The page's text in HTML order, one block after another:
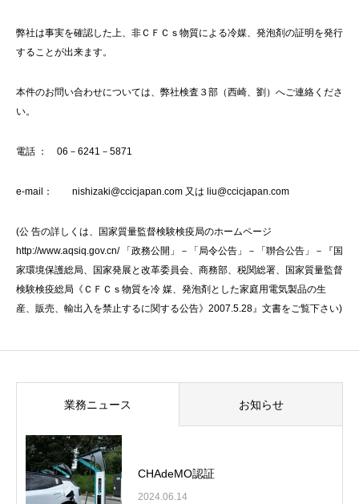
弊社は事実を確認した上、非ＣＦＣｓ物質による冷媒、発泡剤の証明を発行
することが出来ます。
本件のお問い合わせについては、弊社検査３部（西崎、劉）へご連絡くださ
い。
電話 ： 06－6241－5871
e-mail： nishizaki@ccicjapan.com 又は liu@ccicjapan.com
(公 告の詳しくは、国家質量監督検験検疫局のホームページ
http://www.aqsiq.gov.cn/ 「政務公開」－「局令公告」－「聨合公告」－『国
家環境保護総局、国家発展と改革委員会、商務部、税関総署、国家質量監督
検験検疫総局《ＣＦＣｓ物質を冷 媒、発泡剤とした家庭用電気製品の生
産、販売、輸出入を禁止するに関する公告》2007.5.28』文書をご覧下さい)
業務ニュース お知らせ
CHAdeMO認証
2024.06.14